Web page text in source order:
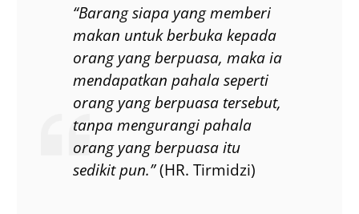
“Barang siapa yang memberi
makan untuk berbuka kepada
orang yang berpuasa, maka ia
mendapatkan pahala seperti
orang yang berpuasa tersebut,
tanpa mengurangi pahala
orang yang berpuasa itu
sedikit pun.”(HR. Tirmidzi)